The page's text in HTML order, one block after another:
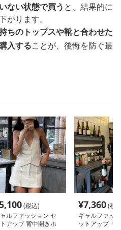
ない状態で買う と、結果的に
がります。
ちのトップスや靴と合わせた
入することが、後悔を防ぐ最
(税込)
ルファッション セ
アップ 背中開きホ
¥7,360(税
ギャルファッ
ットアップ リ